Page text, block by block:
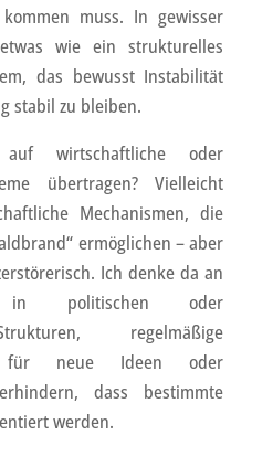
muss. In gewisser
wie ein strukturelles
das bewusst Instabilität
stabil zu bleiben.
wirtschaftliche oder
übertragen? Vielleicht
Mechanismen, die
ermöglichen – aber
Ich denke da an
in politischen oder
regelmäßige
für neue Ideen oder
dass bestimmte
werden.